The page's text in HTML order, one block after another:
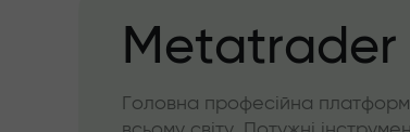
Головна професійна